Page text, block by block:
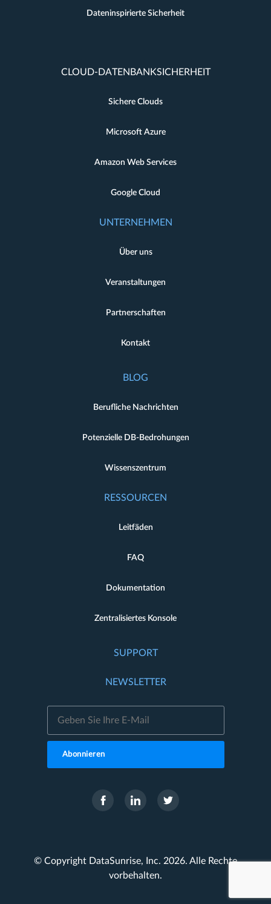
Dateninspirierte Sicherheit
CLOUD-DATENBANKSICHERHEIT
Sichere Clouds
Microsoft Azure
Amazon Web Services
Google Cloud
UNTERNEHMEN
Über uns
Veranstaltungen
Partnerschaften
Kontakt
BLOG
Berufliche Nachrichten
Potenzielle DB-Bedrohungen
Wissenszentrum
RESSOURCEN
Leitfäden
FAQ
Dokumentation
Zentralisiertes Konsole
SUPPORT
NEWSLETTER
Abonnieren
© Copyright DataSunrise, Inc. 2026. Alle Rechte
vorbehalten.